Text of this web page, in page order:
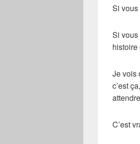
Si vous
Si vous
histoire
Je vois
c’est
C’est